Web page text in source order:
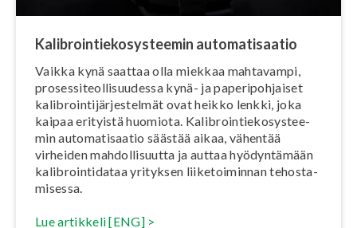
Ka­libroin­tie­ko­sys­tee­min au­to­ma­ti­saa­tio
Vaikka kynä saattaa olla miekkaa mahtavampi,
pro­ses­si­teol­li­suu­des­sa kynä- ja pa­pe­ri­poh­jai­set
ka­libroin­ti­jär­jes­tel­mät ovat heikko lenkki, joka
kaipaa erityistä huomiota. Ka­libroin­tie­ko­sys­tee­
min au­to­ma­ti­saa­tio säästää aikaa, vähentää
virheiden mah­dol­li­suut­ta ja auttaa hyö­dyn­tä­mään
ka­libroin­ti­da­taa yrityksen lii­ke­toi­min­nan te­hos­ta­
mi­ses­sa.
Lue artikkeli [ENG] >